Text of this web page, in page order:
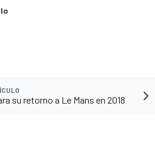
su retorno a Le Mans en 2018